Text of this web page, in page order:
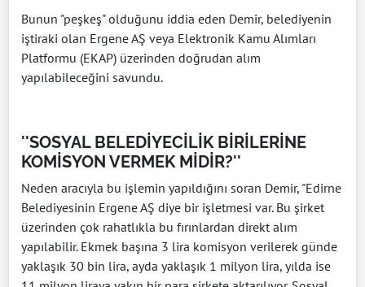
Bunun "peşkeş" olduğunu iddia eden Demir, belediyenin
iştiraki olan Ergene AŞ veya Elektronik Kamu Alımları
Platformu (EKAP) üzerinden doğrudan alım
yapılabileceğini savundu.
''SOSYAL BELEDİYECİLİK BİRİLERİNE
KOMİSYON VERMEK MİDİR?''
Neden aracıyla bu işlemin yapıldığını soran Demir, "Edirne
Belediyesinin Ergene AŞ diye bir işletmesi var. Bu şirket
üzerinden çok rahatlıkla bu fırınlardan direkt alım
yapılabilir. Ekmek başına 3 lira komisyon verilerek günde
yaklaşık 30 bin lira, ayda yaklaşık 1 milyon lira, yılda ise